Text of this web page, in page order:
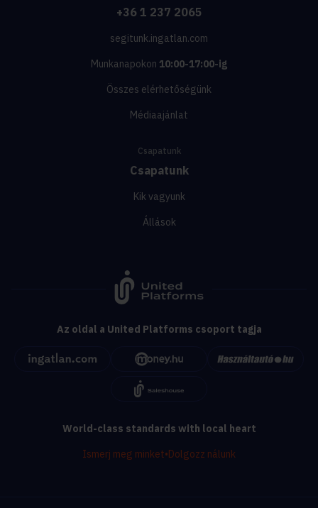
+36 1 237 2065
segitunk.ingatlan.com
Munkanapokon 10:00-17:00-ig
Összes elérhetőségünk
Médiaajánlat
Csapatunk
Csapatunk
Kik vagyunk
Állások
Az oldal a United Platforms csoport tagja
World-class standards with local heart
Ismerj meg minket•Dolgozz nálunk